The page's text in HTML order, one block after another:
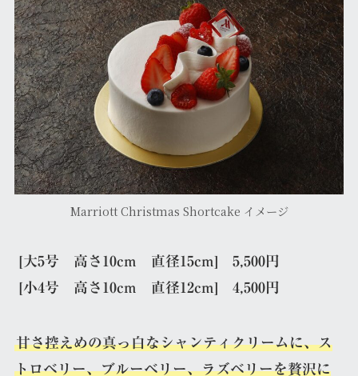
Marriott Christmas Shortcake イメージ
[大5号 高さ10cm 直径15cm] 5,500円
[小4号 高さ10cm 直径12cm] 4,500円
甘さ控えめの真っ白なシャンティクリームに、ス
トロベリー、ブルーベリー、ラズベリーを贅沢に